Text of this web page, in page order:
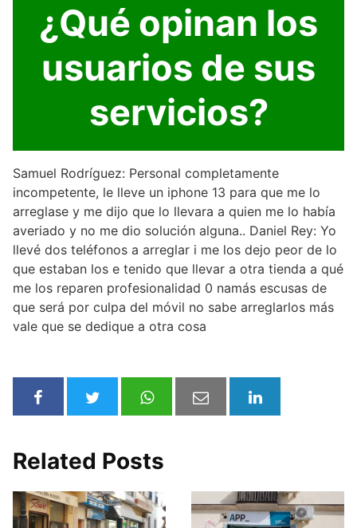
¿Qué opinan los
usuarios de sus
servicios?
Samuel Rodríguez: Personal completamente
incompetente, le lleve un iphone 13 para que me lo
arreglase y me dijo que lo llevara a quien me lo había
averiado y no me dio solución alguna.. Daniel Rey: Yo
llevé dos teléfonos a arreglar i me los dejo peor de lo
que estaban los e tenido que llevar a otra tienda a qué
me los reparen profesionalidad 0 namás escusas de
que será por culpa del móvil no sabe arreglarlos más
vale que se dedique a otra cosa
Related Posts